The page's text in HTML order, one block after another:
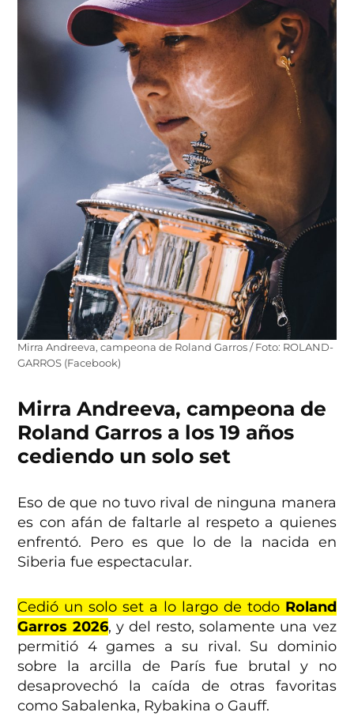
Mirra Andreeva, campeona de Roland Garros / Foto: ROLAND-
GARROS (Facebook)
Mirra Andreeva, campeona de
Roland Garros a los 19 años
cediendo un solo set
Eso de que no tuvo rival de ninguna manera
es con afán de faltarle al respeto a quienes
enfrentó. Pero es que lo de la nacida en
Siberia fue espectacular.
Cedió un solo set a lo largo de todo Roland
Garros 2026, y del resto, solamente una vez
permitió 4 games a su rival. Su dominio
sobre la arcilla de París fue brutal y no
desaprovechó la caída de otras favoritas
como Sabalenka, Rybakina o Gauff.